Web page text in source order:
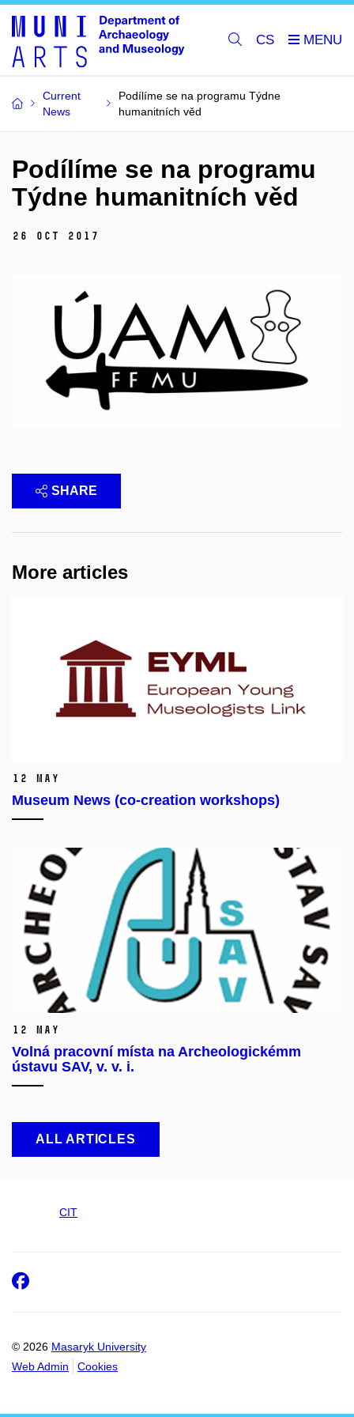
CS
Current
News
Podílíme se na programu Týdne
humanitních věd
Podílíme se na programu
Týdne humanitních věd
26 Oct 2017
SHARE
More articles
12 May
Museum News (co-creation workshops)
12 May
Volná pracovní místa na Archeologickémm
ústavu SAV, v. v. i.
ALL ARTICLES
CIT
© 2026 Masaryk University
Web Admin
Cookies
Facebook